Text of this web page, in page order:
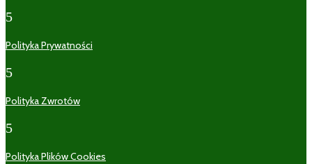
5
Polityka Prywatności
5
Polityka Zwrotów
5
Polityka Plików Cookies